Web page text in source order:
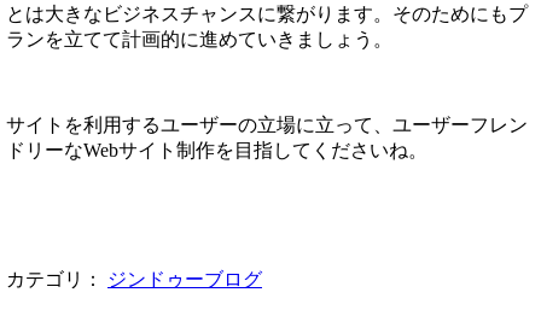
とは大きなビジネスチャンスに繋がります。そのためにもプ
ランを立てて計画的に進めていきましょう。
サイトを利用するユーザーの立場に立って、ユーザーフレン
ドリーなWebサイト制作を目指してくださいね。
カテゴリ： ジンドゥーブログ